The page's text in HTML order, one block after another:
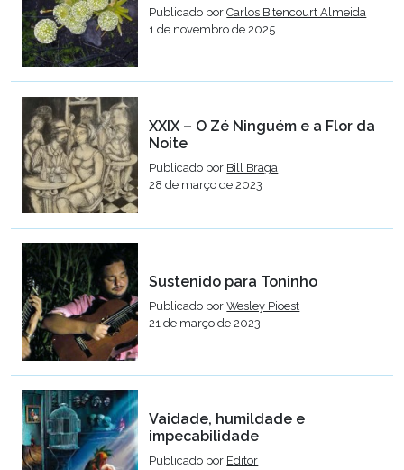
Publicado porCarlos Bitencourt Almeida
1 de novembro de 2025
XXIX – O Zé Ninguém e a Flor da
Noite
Publicado por Bill Braga
28 de março de 2023
Sustenido para Toninho
Publicado porWesley Pioest
21 de março de 2023
Vaidade, humildade e
impecabilidade
Publicado por Editor